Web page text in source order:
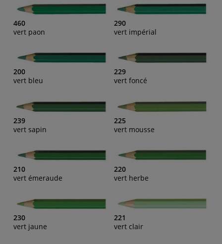
460
vert paon
290
vert impérial
200
vert bleu
229
vert foncé
239
vert sapin
225
vert mousse
210
vert émeraude
220
vert herbe
230
vert jaune
221
vert clair